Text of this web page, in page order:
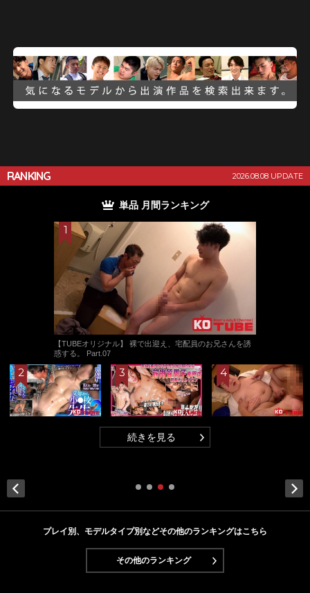
RANKING 2026.08.08 UPDATE
単品 月間ランキング
【TUBEオリジナル】 裸で出迎え、宅配員のお兄さんを誘
惑する。 Part.07
続きを見る
プレイ別、モデルタイプ別などその他のランキングはこちら
その他のランキング